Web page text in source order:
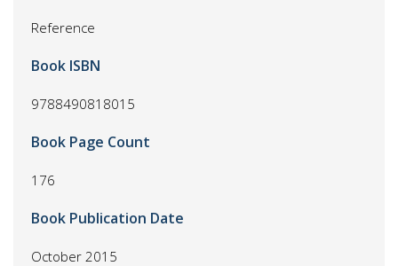
Reference
Book ISBN
9788490818015
Book Page Count
176
Book Publication Date
October 2015